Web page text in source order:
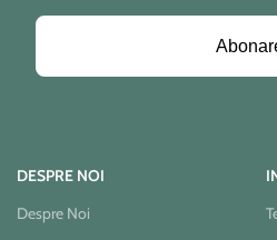
DESPRE NOI
Despre Noi